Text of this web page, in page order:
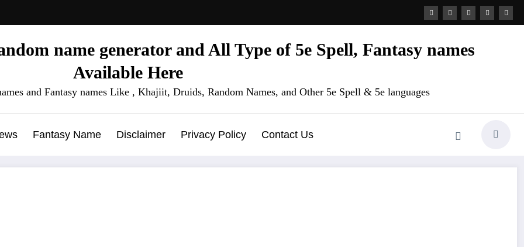
name generator and All Type of 5e Spell, Fantasy names
Available Here
and Fantasy names Like , Khajiit, Druids, Random Names, and Other 5e Spell & 5e languages
Fantasy Name Disclaimer Privacy Policy Contact Us